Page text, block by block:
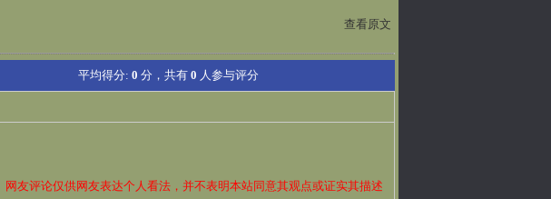
查看原文
平均得分: 0 分，共有 0 人参与评分
网友评论仅供网友表达个人看法，并不表明本站同意其观点或证实其描述